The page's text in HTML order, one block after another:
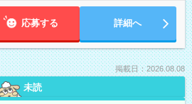
応募する 詳細へ
掲載日：2026.08.08
未読